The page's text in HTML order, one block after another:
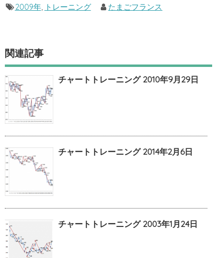
2009年, トレーニング たまごフランス
関連記事
チャートトレーニング 2010年9月29日
チャートトレーニング 2014年2月6日
チャートトレーニング 2003年1月24日